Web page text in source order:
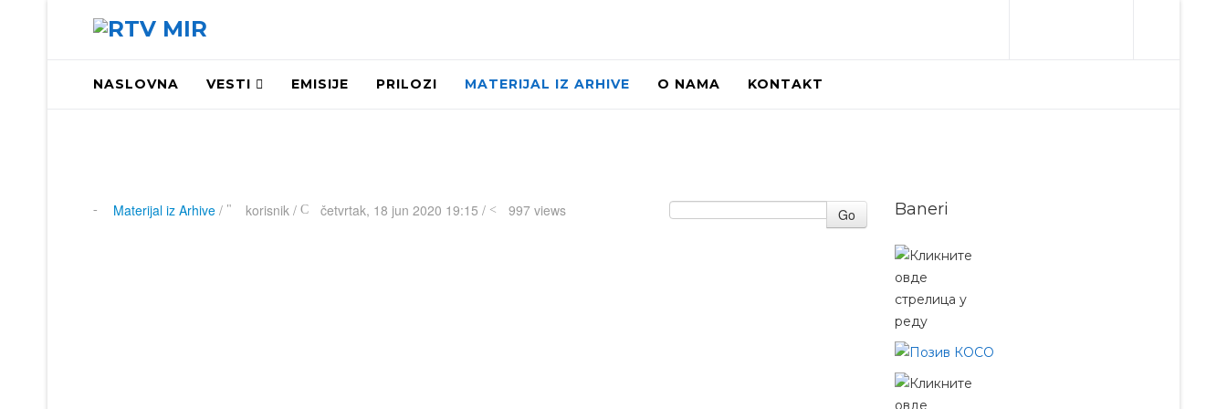
NASLOVNA VESTI EMISIJE PRILOZI MATERIJAL IZ ARHIVE O NAMA KONTAKT
Materijal iz Arhive/ korisnik / četvrtak, 18 jun 2020 19:15 / 997 views Go Baneri